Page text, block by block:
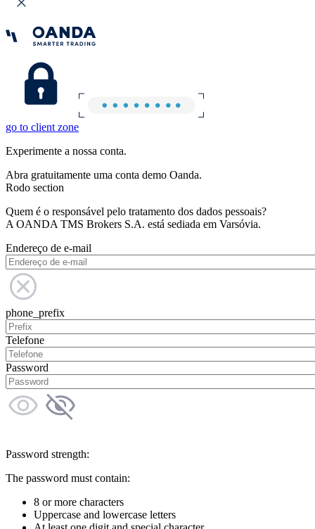
go to client zone
Experimente a nossa conta.
Abra gratuitamente uma conta demo Oanda.
Rodo section
Quem é o responsável pelo tratamento dos dados pessoais?
A OANDA TMS Brokers S.A. está sediada em Varsóvia.
Endereço de e-mail
phone_prefix
Telefone
Password
Password strength:
The password must contain:
8 or more characters
Uppercase and lowercase letters